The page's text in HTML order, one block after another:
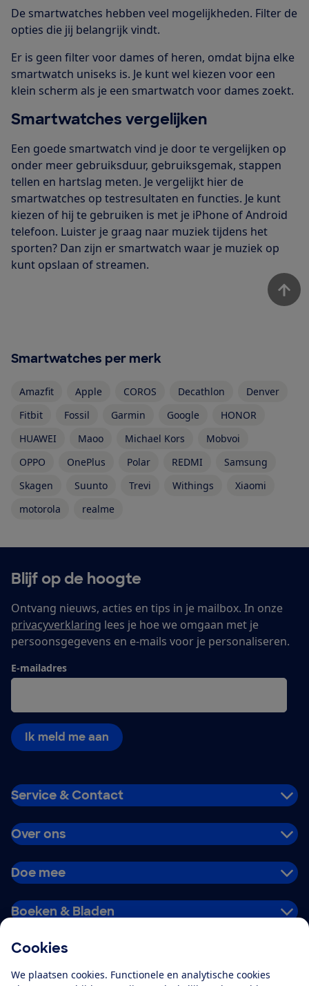
Cookies
We plaatsen cookies. Functionele en analytische cookies
De smartwatches hebben veel mogelijkheden. Filter de
opties die jij belangrijk vindt.
Er is geen filter voor dames of heren, omdat bijna elke
smartwatch uniseks is. Je kunt wel kiezen voor een
klein scherm als je een smartwatch voor dames zoekt.
Smartwatches vergelijken
Een goede smartwatch vind je door te vergelijken op
onder meer gebruiksduur, gebruiksgemak, stappen
tellen en hartslag meten. Je vergelijkt hier de
smartwatches op testresultaten en functies. Je kunt
kiezen of hij te gebruiken is met je iPhone of Android
telefoon. Luister je graag naar muziek tijdens het
sporten? Dan zijn er smartwatch waar je muziek op
kunt opslaan of streamen.
Smartwatches per merk
Amazfit Apple COROS Decathlon
Denver
Fitbit
Fossil Garmin Google
HONOR
HUAWEI
Maoo Michael Kors
Mobvoi
OPPO
OnePlus Polar REDMI
Samsung
Skagen
Suunto Trevi Withings
Xiaomi
motorola
realme
Blijf op de hoogte
Ontvang nieuws, acties en tips in je mailbox. In onze
privacyverklaring lees je hoe we omgaan met je
persoonsgegevens en e-mails voor je personaliseren.
E-mailadres
Ik meld me aan
Service & Contact
Over ons
Doe mee
Boeken & Bladen